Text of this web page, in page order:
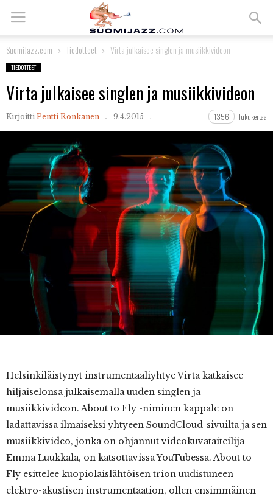
SuomiJazz.com Tiedotteet Virta julkaisee singlen ja musiikkivideon
TIEDOTTEET
Virta julkaisee singlen ja musiikkivideon
Kirjoitti Pentti Ronkanen 9.4.2015 1356 lukukertaa
Helsinkiläistynyt instrumentaaliyhtye Virta katkaisee
hiljaiselonsa julkaisemalla uuden singlen ja
musiikkivideon. About to Fly -niminen kappale on
ladattavissa ilmaiseksi yhtyeen SoundCloud-sivuilta ja sen
musiikkivideo, jonka on ohjannut videokuvataiteilija
Emma Luukkala, on katsottavissa YouTubessa. About to
Fly esittelee kuopiolaislähtöisen trion uudistuneen
elektro-akustisen instrumentaation, ollen ensimmäinen